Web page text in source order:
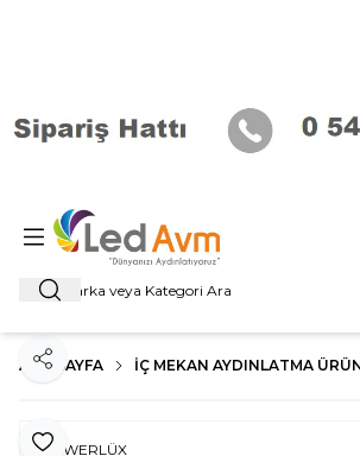
Ara
ANA SAYFA İÇ MEKAN AYDINLATMA
Favoriye Ekle
Paylaş
POWERLÜX